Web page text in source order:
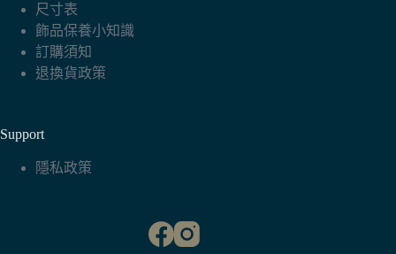
尺寸表
飾品保養小知識
訂購須知
退換貨政策
Support
隱私政策